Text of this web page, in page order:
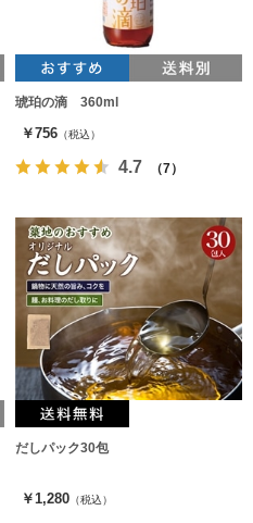
琥珀の滴 360ml
￥756 （税込）
4.7 （7）
だしパック30包
￥1,280 （税込）